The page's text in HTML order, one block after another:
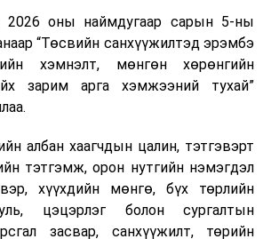
төсөл /
Засгийн газар
2022.01.05-
өргөн
анхны
хэлэлцүүлэг/
· Бусад
зах зээлд үйлчилдэг гадаадын
нөлөөлөхөөр байна. Тухайлбал,
төвүүдийн орлогын 80 гаруй
зээлээс бүрддэг бөгөөд тус улсын
байр эрсдэлд орж болзошгүйг
2026 оны наймдугаар сарын 5-ны
“Төсвийн санхүүжилтэд эрэмбэ
хэмнэлт, мөнгөн хөрөнгийн
зарим арга хэмжээний тухай”
албан хаагчдын цалин, тэтгэвэрт
тэтгэмж, орон нутгийн нэмэгдэл
хүүхдийн мөнгө, бүх төрлийн
цэцэрлэг болон сургалтын
засвар, санхүүжилт, төрийн